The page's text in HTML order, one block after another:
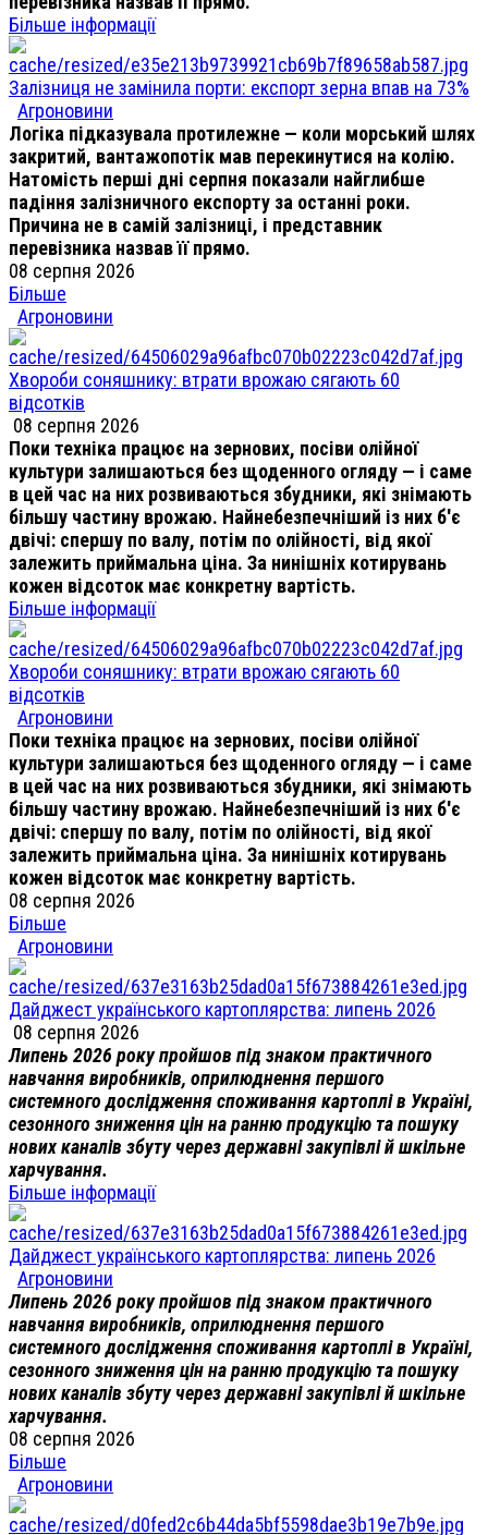
Більше інформації
Залізниця не замінила порти: експорт зерна впав на 73%
Агроновини
Логіка підказувала протилежне — коли морський шлях
закритий, вантажопотік мав перекинутися на колію.
Натомість перші дні серпня показали найглибше
падіння залізничного експорту за останні роки.
Причина не в самій залізниці, і представник
перевізника назвав її прямо.
08 серпня 2026
Більше
Агроновини
Хвороби соняшнику: втрати врожаю сягають 60
відсотків
08 серпня 2026
Поки техніка працює на зернових, посіви олійної
культури залишаються без щоденного огляду — і саме
в цей час на них розвиваються збудники, які знімають
більшу частину врожаю. Найнебезпечніший із них б'є
двічі: спершу по валу, потім по олійності, від якої
залежить приймальна ціна. За нинішніх котирувань
кожен відсоток має конкретну вартість.
Більше інформації
Хвороби соняшнику: втрати врожаю сягають 60
відсотків
Агроновини
Поки техніка працює на зернових, посіви олійної
культури залишаються без щоденного огляду — і саме
в цей час на них розвиваються збудники, які знімають
більшу частину врожаю. Найнебезпечніший із них б'є
двічі: спершу по валу, потім по олійності, від якої
залежить приймальна ціна. За нинішніх котирувань
кожен відсоток має конкретну вартість.
08 серпня 2026
Більше
Агроновини
Дайджест українського картоплярства: липень 2026
08 серпня 2026
Липень 2026 року пройшов під знаком практичного
навчання виробників, оприлюднення першого
системного дослідження споживання картоплі в Україні,
сезонного зниження цін на ранню продукцію та пошуку
нових каналів збуту через державні закупівлі й шкільне
харчування.
Більше інформації
Дайджест українського картоплярства: липень 2026
Агроновини
Липень 2026 року пройшов під знаком практичного
навчання виробників, оприлюднення першого
системного дослідження споживання картоплі в Україні,
сезонного зниження цін на ранню продукцію та пошуку
нових каналів збуту через державні закупівлі й шкільне
харчування.
08 серпня 2026
Більше
Агроновини